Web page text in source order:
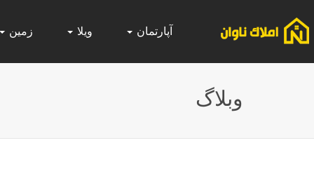
آپارتمان ویلا زمین
وبلاگ